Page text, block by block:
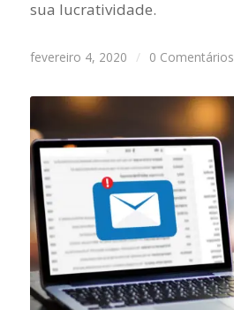
sua lucratividade.
fevereiro 4, 2020 / 0 Comentários